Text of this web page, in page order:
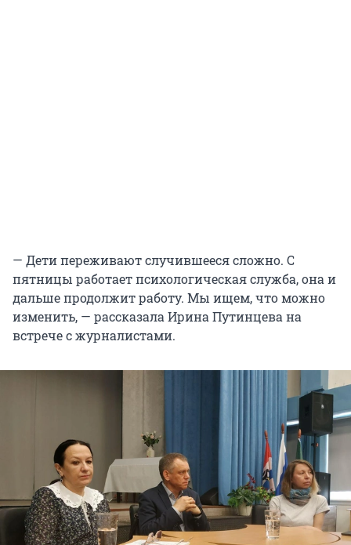
— Дети переживают случившееся сложно. С
пятницы работает психологическая служба, она и
дальше продолжит работу. Мы ищем, что можно
изменить, — рассказала Ирина Путинцева на
встрече с журналистами.